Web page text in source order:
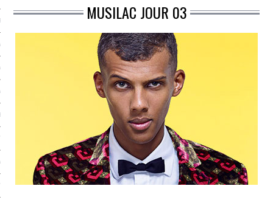
LIBERTÉ
BEAUTÉ
FOLIE
GUERRE
MUSILAC JOUR 03